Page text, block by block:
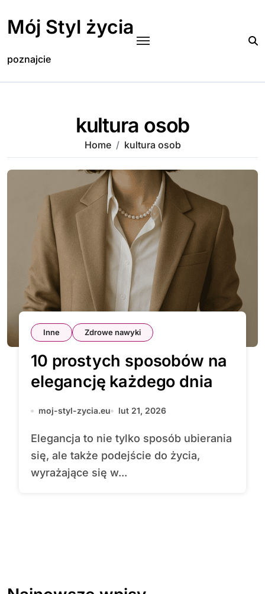
content
Mój Styl życia
poznajcie
kultura osob
Home kultura osob
Inne Zdrowe nawyki
10 prostych sposobów na
elegancję każdego dnia
moj-styl-zycia.eu lut 21, 2026
Elegancja to nie tylko sposób ubierania
się, ale także podejście do życia,
wyrażające się w...